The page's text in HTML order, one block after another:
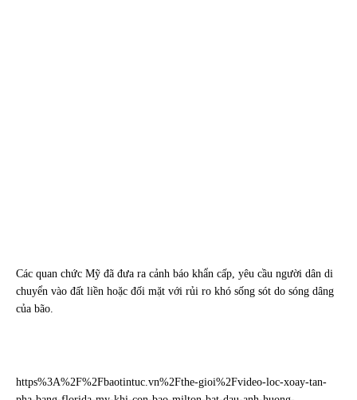
Các quan chức Mỹ đã đưa ra cảnh báo khẩn cấp, yêu cầu người dân di
chuyển vào đất liền hoặc đối mặt với rủi ro khó sống sót do sóng dâng
của bão.
https%3A%2F%2Fbaotintuc.vn%2Fthe-gioi%2Fvideo-loc-xoay-tan-